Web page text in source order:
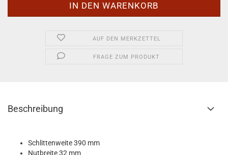
AUF DEN MERKZETTEL
FRAGE ZUM PRODUKT
Beschreibung
Schlittenweite 390 mm
Nutbreite 32 mm